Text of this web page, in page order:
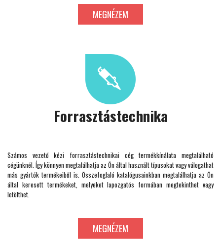
MEGNÉZEM
Forrasztástechnika
Számos vezető kézi forrasztástechnikai cég termékkínálata megtalálható
cégünknél. Így könnyen megtalálhatja az Ön által használt típusokat vagy válogathat
más gyártók termékeiből is. Összefoglaló katalógusainkban megtalálhatja az Ön
által keresett termékeket, melyeket lapozgatós formában megtekinthet vagy
letölthet.
MEGNÉZEM